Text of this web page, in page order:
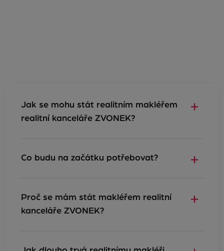
Jak se mohu stát realitním makléřem
realitní kanceláře ZVONEK?
Co budu na začátku potřebovat?
Proč se mám stát makléřem realitní
kanceláře ZVONEK?